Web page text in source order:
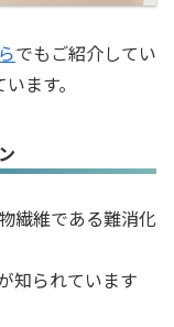
でもご紹介してい
ます。
繊維である難消化
知られています